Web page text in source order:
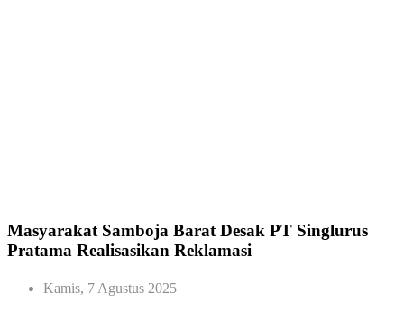
Masyarakat Samboja Barat Desak PT Singlurus
Pratama Realisasikan Reklamasi
Kamis, 7 Agustus 2025